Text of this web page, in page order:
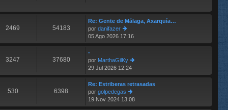
n
s
e
im
o
n
aj
2469 54183
Re: Gente de Málaga, Axarquía…
por danifazer
er
últ
o
m
e
n
s
aj
e
05 Ago 2026 17:16
3247 37680
-
por MarthaGilKy
er
últ
im
o
m
e
29 Jul 2026 12:24
530 6398
Re: Estriberas retrasadas
por golpedegas
er
últ
19 Nov 2024 13:08